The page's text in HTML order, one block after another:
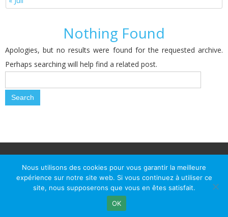
Nothing Found
Apologies, but no results were found for the requested archive.
Perhaps searching will help find a related post.
Mairie du Passage d'Agen, BP 7, place du Général de Gaulle, 47520
Le Passage d'Agen - Téléphone: +33 5 53 77 18 77
Nous utilisons des cookies pour vous garantir la meilleure
expérience sur notre site web. Si vous continuez à utiliser ce
site, nous supposerons que vous en êtes satisfait.
OK